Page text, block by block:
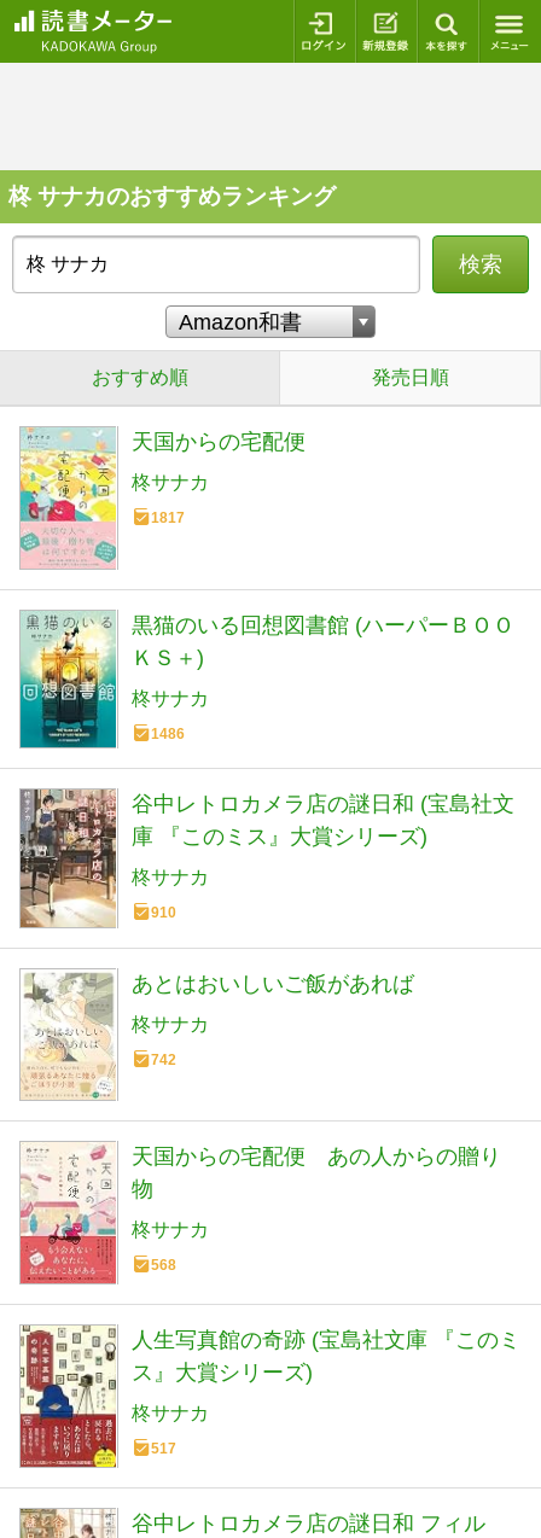
ログイン 新規登録
柊 サナカのおすすめランキング
検索
おすすめ順 発売日順
天国からの宅配便
柊サナカ
1817
黒猫のいる回想図書館 (ハーパーＢＯＯ
ＫＳ＋)
柊サナカ
1486
谷中レトロカメラ店の謎日和 (宝島社文
庫 『このミス』大賞シリーズ)
柊サナカ
910
あとはおいしいご飯があれば
柊サナカ
742
天国からの宅配便 あの人からの贈り
物
柊サナカ
568
人生写真館の奇跡 (宝島社文庫 『このミ
ス』大賞シリーズ)
柊サナカ
517
谷中レトロカメラ店の謎日和 フィル